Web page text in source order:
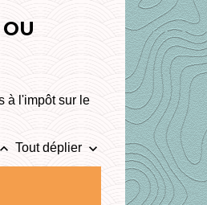
à l'impôt sur le
keyboard_arrow_up Tout déplier keyboard_arrow_down